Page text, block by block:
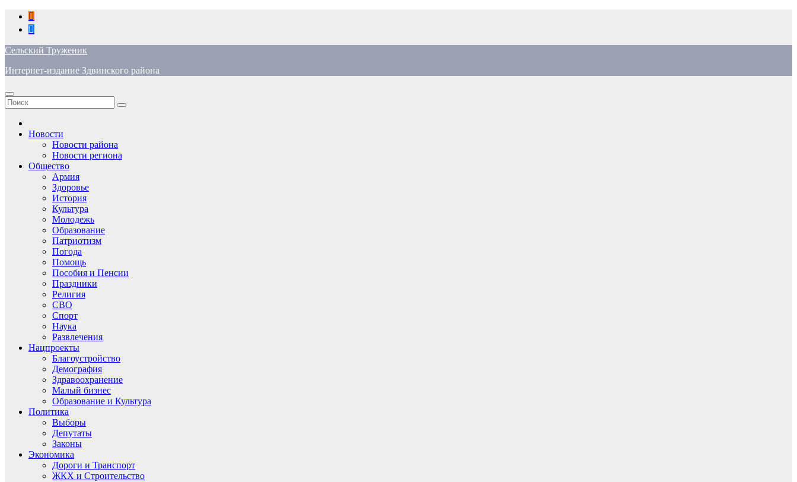
Перейти
содержимому
Сельский Труженик
Интернет-издание Здвинского района
Новости
Новости района
Новости региона
Общество
Армия
Здоровье
История
Культура
Молодежь
Образование
Патриотизм
Погода
Помощь
Пособия и Пенсии
Праздники
Религия
СВО
Спорт
Наука
Развлечения
Нацпроекты
Благоустройство
Демография
Здравоохранение
Малый бизнес
Образование и Культура
Политика
Выборы
Депутаты
Законы
Экономика
Дороги и Транспорт
ЖКХ и Строительство